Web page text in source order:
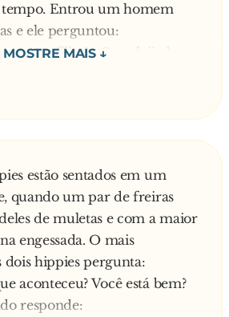
tempo. Entrou um homem
e ele perguntou:
meu filho? - Sou aleijado
que o senhor faz
Então reza 5 Padre Nossos e
ir meu filho, entregame
você já está curado. . . Venha
. . - E tens fé? Aquela fé que
-Tenho sim, senhor. -
Nossos e acenda 10 velas a
ir embora que você já esta
coisa para eu ouvir. - PU*A
CAIU!!!
estão sentados em um
quando um par de freiras
de muletas e com a maior
engessada. O mais
hippies pergunta:
aconteceu? Você está bem?
responde: